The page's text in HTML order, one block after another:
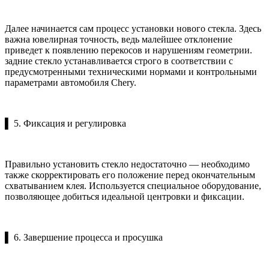
Далее начинается сам процесс установки нового стекла. Здесь
важна ювелирная точность, ведь малейшее отклонение
приведет к появлению перекосов и нарушениям геометрии.
задние стекло устанавливается строго в соответствии с
предусмотренными техническими нормами и контрольными
параметрами автомобиля Chery.
▌ 5. Фиксация и регулировка
Правильно установить стекло недостаточно — необходимо
также скорректировать его положение перед окончательным
схватыванием клея. Используется специальное оборудование,
позволяющее добиться идеальной центровки и фиксации.
▌ 6. Завершение процесса и просушка